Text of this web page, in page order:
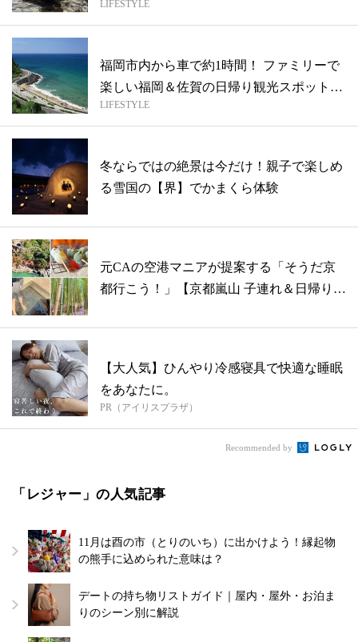
語」...
LIFESTYLE
福岡市内から車で約1時間！ ファミリーで
楽しい福岡＆佐賀の日帰り観光スポット3
...
LIFESTYLE
冬ならではの絶景は今だけ！親子で楽しめ
る雪国の【界】でかまくら体験
元CAの空港マニアが提案する「そうだ京
都行こう！」【京都嵐山 子連れ＆日帰り旅
【大人気】ひんやり冷感寝具で快適な睡眠
をあなたに。
PR（アイリスプラザ）
Recommended by
「レジャー」の人気記事
11月は酉の市（とりのいち）に出かけよう！縁起物
の熊手に込められた意味は？
デートの持ち物リストガイド｜屋内・屋外・お泊ま
りのシーン別に解説